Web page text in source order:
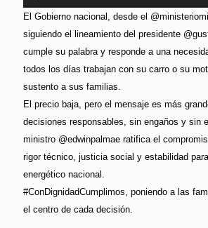
El Gobierno nacional, desde el
siguiendo el lineamiento del presidente
cumple su palabra y responde a una
todos los días trabajan con su carro o su
sustento a sus familias.
El precio baja, pero el mensaje es más
decisiones responsables, sin engaños y sin
ministro @edwinpalmae ratifica el
rigor técnico, justicia social y estabilidad
energético nacional.
#ConDignidadCumplimos, poniendo a las
el centro de cada decisión.